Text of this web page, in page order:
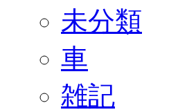
未分類
車
雑記